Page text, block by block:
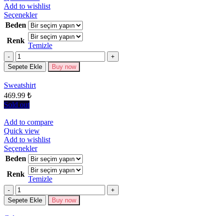
Add to wishlist
SeçeneklerBu
ürünün
birden
fazla
varyasyonu
Seçenekler
Beden
Renk
Temizle
Miktar
Sepete Ekle Buy now
Sweatshirt
469.99 ₺
Sold out
Add to compare
Quick view
Add to wishlist
SeçeneklerBu
ürünün
birden
fazla
varyasyonu
Seçenekler
Beden
Renk
Temizle
Miktar
Sepete Ekle Buy now